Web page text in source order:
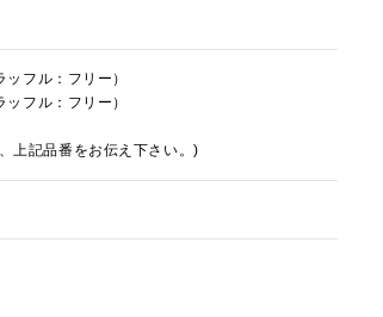
フル：フリー）
フル：フリー）
上記品番をお伝え下さい。)